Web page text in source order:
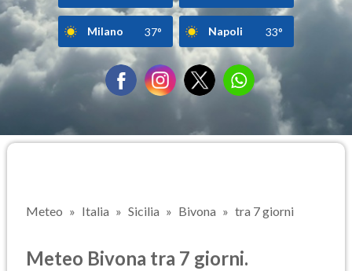
Milano 37° Napoli 33°
Meteo Italia Sicilia Bivona tra 7 giorni
Meteo Bivona tra 7 giorni.